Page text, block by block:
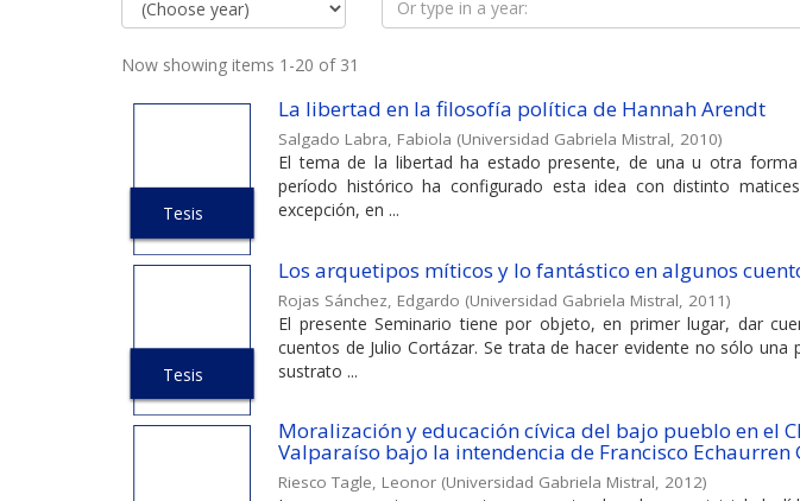
Now showing items 1-20 of 31
Tesis
La libertad en la filosofía política de Hannah Arendt
Salgado Labra, Fabiola (Universidad Gabriela Mistral, 2010)
El tema de la libertad ha estado presente, de una u otra
período histórico ha configurado esta idea con distinto
excepción, en ...
Tesis
Los arquetipos míticos y lo fantástico en algunos
Rojas Sánchez, Edgardo (Universidad Gabriela Mistral, 2011)
El presente Seminario tiene por objeto, en primer lugar, dar
cuentos de Julio Cortázar. Se trata de hacer evidente no sólo
sustrato ...
Moralización y educación cívica del bajo pueblo en el
Valparaíso bajo la intendencia de Francisco
Riesco Tagle, Leonor (Universidad Gabriela Mistral, 2012)